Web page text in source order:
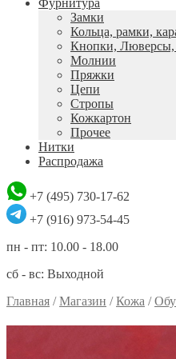
Фурнитура
Замки
Кольца, рамки,
Кнопки,
Молнии
Пряжки
Цепи
Стропы
Кожкартон
Прочее
Нитки
Распродажа
+7 (495) 730-17-62
+7 (916) 973-54-45
пн - пт: 10.00 - 18.00
сб - вс: Выходной
Главная /Магазин /Кожа /